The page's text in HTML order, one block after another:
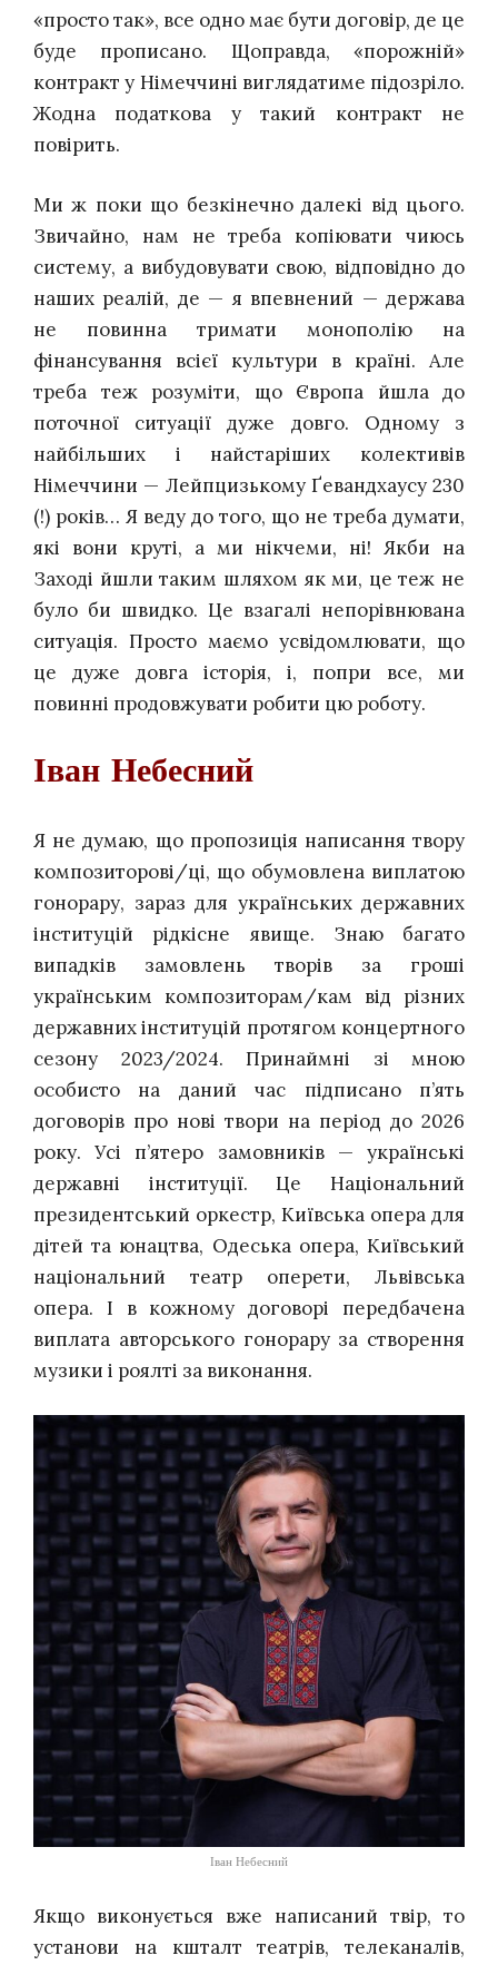
«просто так», все одно має бути договір, де це
буде прописано. Щоправда, «порожній»
контракт у Німеччині виглядатиме підозріло.
Жодна податкова у такий контракт не
повірить.
Ми ж поки що безкінечно далекі від цього.
Звичайно, нам не треба копіювати чиюсь
систему, а вибудовувати свою, відповідно до
наших реалій, де — я впевнений — держава
не повинна тримати монополію на
фінансування всієї культури в країні. Але
треба теж розуміти, що Європа йшла до
поточної ситуації дуже довго. Одному з
найбільших і найстаріших колективів
Німеччини — Лейпцизькому Ґевандхаусу 230
(!) років… Я веду до того, що не треба думати,
які вони круті, а ми нікчеми, ні! Якби на
Заході йшли таким шляхом як ми, це теж не
було би швидко. Це взагалі непорівнювана
ситуація. Просто маємо усвідомлювати, що
це дуже довга історія, і, попри все, ми
повинні продовжувати робити цю роботу.
Іван Небесний
Я не думаю, що пропозиція написання твору
композиторові/ці, що обумовлена виплатою
гонорару, зараз для українських державних
інституцій рідкісне явище. Знаю багато
випадків замовлень творів за гроші
українським композиторам/кам від різних
державних інституцій протягом концертного
сезону 2023/2024. Принаймні зі мною
особисто на даний час підписано п’ять
договорів про нові твори на період до 2026
року. Усі п’ятеро замовників — українські
державні інституції. Це Національний
президентський оркестр, Київська опера для
дітей та юнацтва, Одеська опера, Київський
національний театр оперети, Львівська
опера. І в кожному договорі передбачена
виплата авторського гонорару за створення
музики і роялті за виконання.
Іван Небесний
Якщо виконується вже написаний твір, то
установи на кшталт театрів, телеканалів,